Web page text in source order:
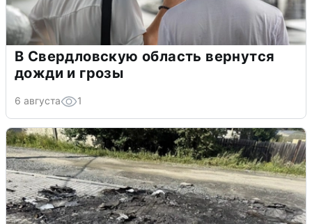
В Свердловскую область вернутся
дожди и грозы
6 августа 1